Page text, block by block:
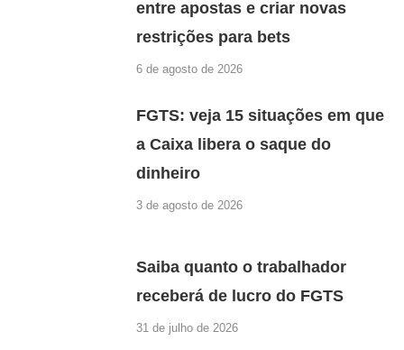
entre apostas e criar novas
restrições para bets
6 de agosto de 2026
FGTS: veja 15 situações em que
a Caixa libera o saque do
dinheiro
3 de agosto de 2026
Saiba quanto o trabalhador
receberá de lucro do FGTS
31 de julho de 2026